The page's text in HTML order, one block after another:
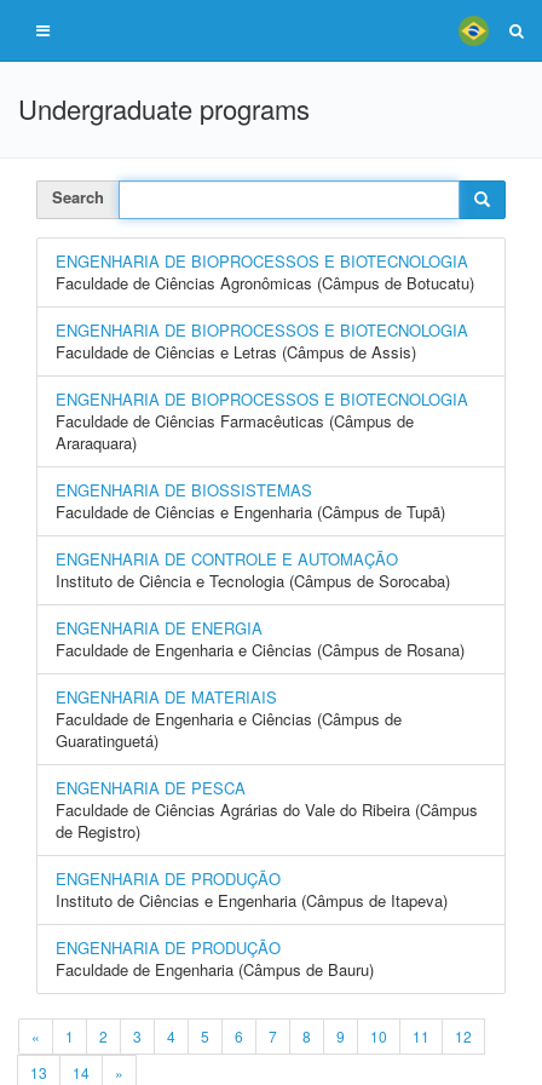
Undergraduate programs
Search
ENGENHARIA DE BIOPROCESSOS E BIOTECNOLOGIA
Faculdade de Ciências Agronômicas (Câmpus de Botucatu)
ENGENHARIA DE BIOPROCESSOS E BIOTECNOLOGIA
Faculdade de Ciências e Letras (Câmpus de Assis)
ENGENHARIA DE BIOPROCESSOS E BIOTECNOLOGIA
Faculdade de Ciências Farmacêuticas (Câmpus de
Araraquara)
ENGENHARIA DE BIOSSISTEMAS
Faculdade de Ciências e Engenharia (Câmpus de Tupã)
ENGENHARIA DE CONTROLE E AUTOMAÇÃO
Instituto de Ciência e Tecnologia (Câmpus de Sorocaba)
ENGENHARIA DE ENERGIA
Faculdade de Engenharia e Ciências (Câmpus de Rosana)
ENGENHARIA DE MATERIAIS
Faculdade de Engenharia e Ciências (Câmpus de
Guaratinguetá)
ENGENHARIA DE PESCA
Faculdade de Ciências Agrárias do Vale do Ribeira (Câmpus
de Registro)
ENGENHARIA DE PRODUÇÃO
Instituto de Ciências e Engenharia (Câmpus de Itapeva)
ENGENHARIA DE PRODUÇÃO
Faculdade de Engenharia (Câmpus de Bauru)
« 1 2 3 4 5 6 7 8 9 10 11
12
13
14 »